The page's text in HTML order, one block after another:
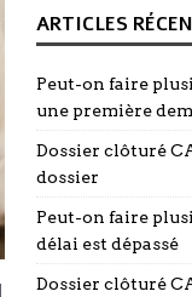
ARTICLES
Peut-on faire
une première
Dossier clôturé
dossier
Peut-on faire
délai est dépassé
Dossier clôturé